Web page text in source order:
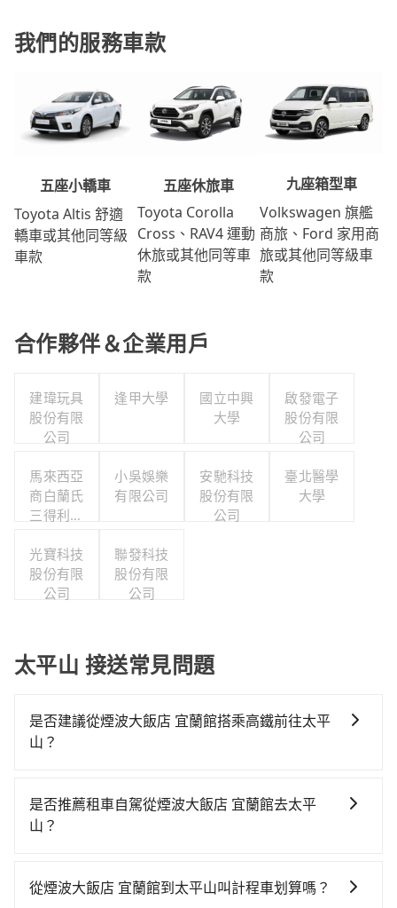
我們的服務車款
五座小轎車
Toyota Altis 舒適
轎車或其他同等級
車款
五座休旅車
Toyota Corolla
Cross、RAV4 運動
休旅或其他同等車
款
九座箱型車
Volkswagen 旗艦
商旅、Ford 家用商
旅或其他同等級車
款
合作夥伴＆企業用戶
建瑋玩具
股份有限
公司
逢甲大學
國立中興
大學
啟發電子
股份有限
公司
馬來西亞
商白蘭氏
三得利股
司台灣分
公司
小吳娛樂
有限公司
安馳科技
股份有限
公司
臺北醫學
大學
光寶科技
股份有限
公司
聯發科技
股份有限
公司
太平山 接送常見問題
是否建議從煙波大飯店 宜蘭館搭乘高鐵前往太平
山？
貴、費時，且難叫計程車前往高鐵站！從最早06:21一直
到22:02，嘉義-南港一天最多有57班次高鐵可搭乘。假
鐘。抵達高鐵站後，步行進站、現場購票並於月台排隊
是否推薦租車自駕從煙波大飯店 宜蘭館去太平
山？
圍應該沒有半間租車公司，如果不想額外花時間搭車前
從煙波大飯店 宜蘭館到太平山叫計程車划算嗎？